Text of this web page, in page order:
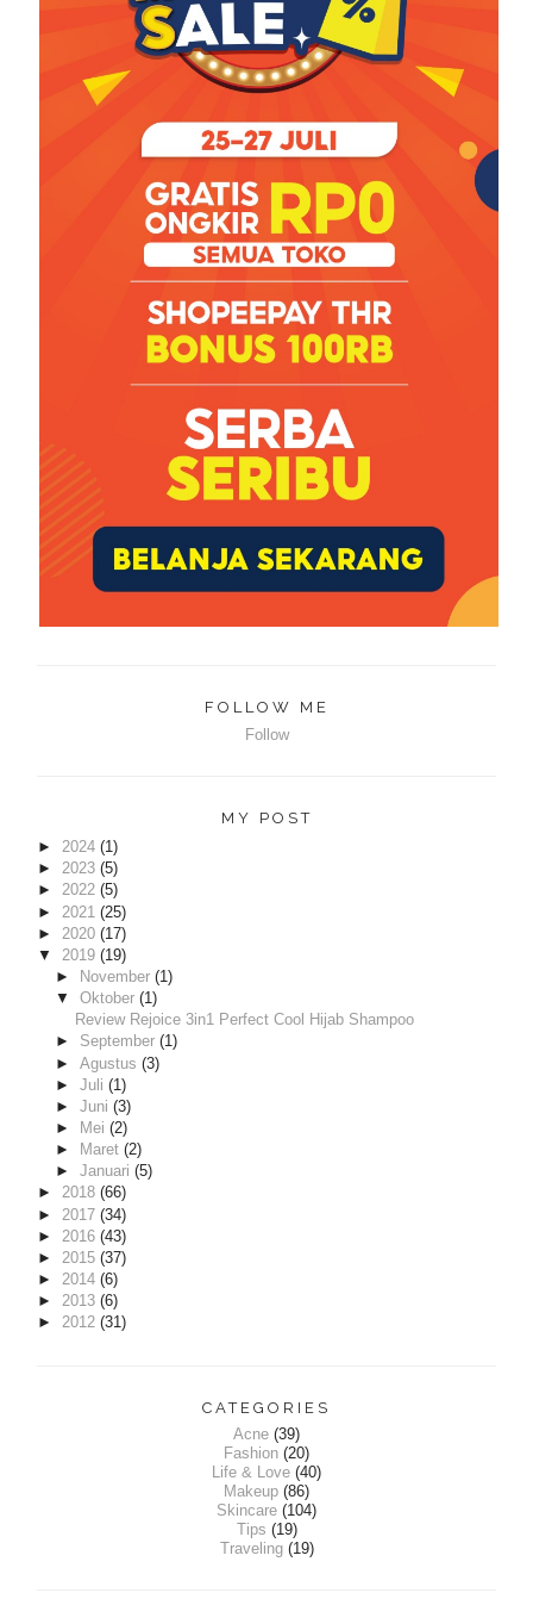
FOLLOW ME
Follow
MY POST
►2024(1)
►2023(5)
►2022(5)
► 2021(25)
► 2020(17)
▼2019(19)
►
November(1)
▼Oktober(1)
Review Rejoice 3in1 Perfect Cool Hijab Shampoo
► September(1)
►Agustus(3)
►Juli(1)
►Juni(3)
►
Mei(2)
►
Maret(2)
►Januari(5)
►2018(66)
► 2017(34)
► 2016(43)
►2015(37)
►2014(6)
►2013(6)
►2012(31)
CATEGORIES
Acne (39)
Fashion (20)
Life & Love (40)
Makeup (86)
Skincare (104)
Tips (19)
Traveling (19)